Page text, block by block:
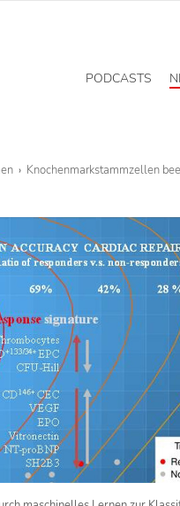
PODCASTS
Knochenmarkstammzellen